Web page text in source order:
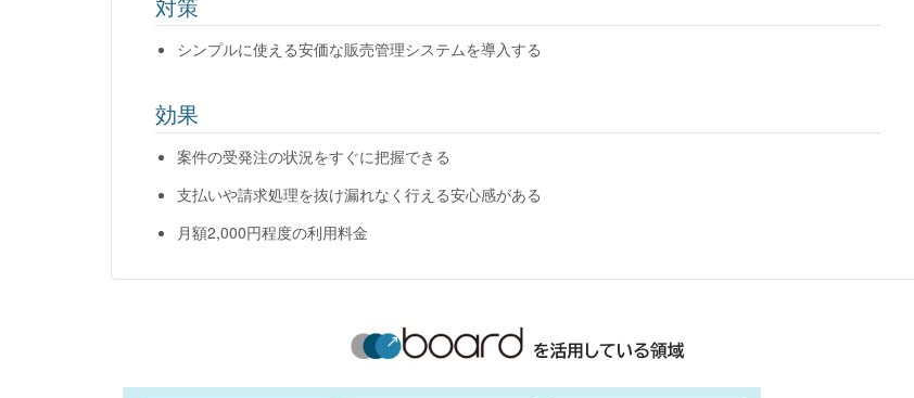
対策
シンプルに使える安価な販売管理システムを導入する
効果
案件の受発注の状況をすぐに把握できる
支払いや請求処理を抜け漏れなく行える安心感がある
月額2,000円程度の利用料金